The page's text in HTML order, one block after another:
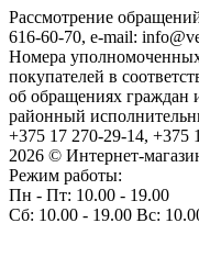
Рассмотрение
616-60-70, e-mail:
Номера
покупателей в
об обращениях
районный
+375 17 270-29-14, +375
2026 © Интернет-
Режим работы:
Пн - Пт: 10.00 - 19.00
Сб: 10.00 - 19.00 Вс: